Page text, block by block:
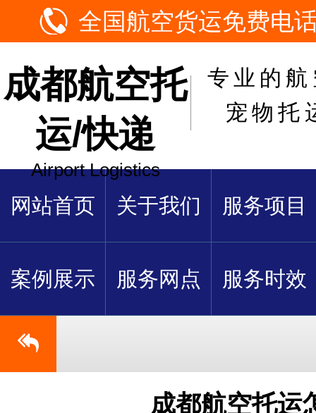
全国航空货运免费电
成都航空托
运/快递
Airport Logistics
专业的
宠物托
网站首页 关于我们 服务项目
案例展示 服务网点 服务时效
成都航空托运